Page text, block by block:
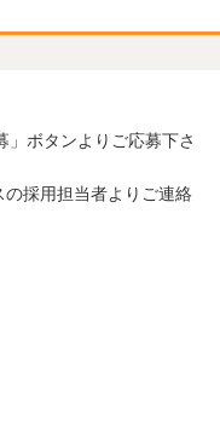
」ボタンよりご応募下さ
採用担当者よりご連絡